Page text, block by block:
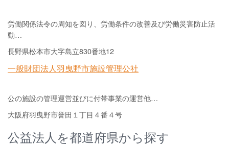
労働関係法令の周知を図り、労働条件の改善及び労働災害防止活
動…
長野県松本市大字島立830番地12
一般財団法人羽曳野市施設管理公社
公の施設の管理運営並びに付帯事業の運営他…
大阪府羽曳野市誉田１丁目４番４号
公益法人を都道府県から探す